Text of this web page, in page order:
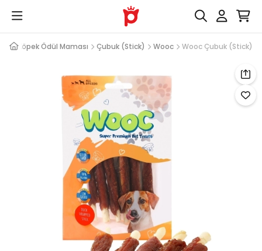
Köpek Ödül Maması Çubuk (Stick) Wooc Wooc Çubuk (Stick)